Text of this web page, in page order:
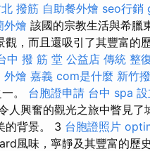
撥筋 自助餐外燴 seo行銷
外燴 該國的宗教生活與希臘
觀，而且還吸引了其豐富的
中 撥 筋 堂 公益店 傳統 整
外燴 嘉義 com是什麼 新竹
。 台胞證申請 台中 spa
興奮的觀光之旅中瞥見了
的背景。 3 台胞證照片
風味，寧靜及其豐富的歷